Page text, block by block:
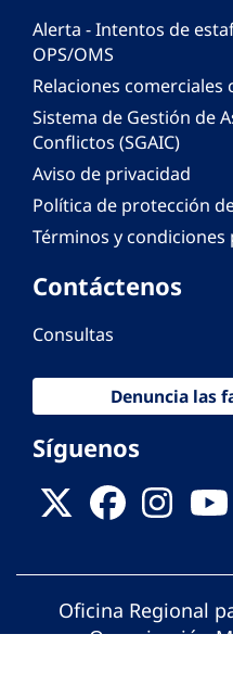
Alerta - Intentos de
OPS/OMS
Relaciones comerciales
Sistema de Gestión de
Conflictos (SGAIC)
Aviso de privacidad
Política de protección
Términos y condiciones
Contáctenos
Consultas
Denuncia las
Síguenos
Oficina Regional
Organización